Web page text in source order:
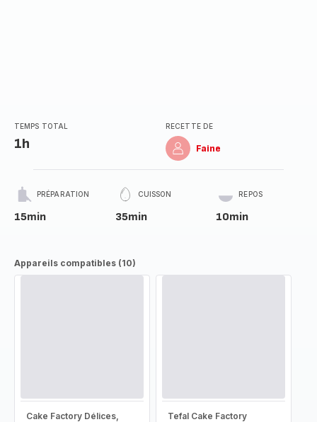
TEMPS TOTAL
1h
RECETTE DE
Faine
PRÉPARATION
15min
CUISSON
35min
REPOS
10min
Appareils compatibles (10)
Cake Factory Délices,
Tefal Cake Factory